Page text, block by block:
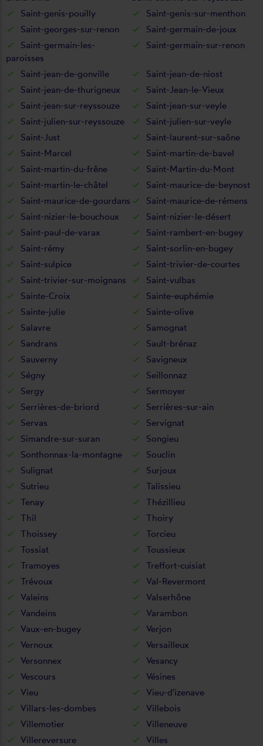
Saint-genis-pouilly
Saint-genis-sur-menthon
Saint-georges-sur-renon
Saint-germain-de-joux
Saint-germain-les-
paroisses
Saint-germain-sur-renon
Saint-jean-de-gonville
Saint-jean-de-niost
Saint-jean-de-thurigneux
Saint-Jean-le-Vieux
Saint-jean-sur-reyssouze
Saint-jean-sur-veyle
Saint-julien-sur-reyssouze
Saint-julien-sur-veyle
Saint-Just
Saint-laurent-sur-saône
Saint-Marcel
Saint-martin-de-bavel
Saint-martin-du-frêne
Saint-Martin-du-Mont
Saint-martin-le-châtel
Saint-maurice-de-beynost
Saint-maurice-de-gourdans
Saint-maurice-de-rémens
Saint-nizier-le-bouchoux
Saint-nizier-le-désert
Saint-paul-de-varax
Saint-rambert-en-bugey
Saint-rémy
Saint-sorlin-en-bugey
Saint-sulpice
Saint-trivier-de-courtes
Saint-trivier-sur-moignans
Saint-vulbas
Sainte-Croix
Sainte-euphémie
Sainte-julie
Sainte-olive
Salavre
Samognat
Sandrans
Sault-brénaz
Sauverny
Savigneux
Ségny
Seillonnaz
Sergy
Sermoyer
Serrières-de-briord
Serrières-sur-ain
Servas
Servignat
Simandre-sur-suran
Songieu
Sonthonnax-la-montagne
Souclin
Sulignat
Surjoux
Sutrieu
Talissieu
Tenay
Thézillieu
Thil
Thoiry
Thoissey
Torcieu
Tossiat
Toussieux
Tramoyes
Treffort-cuisiat
Trévoux
Val-Revermont
Valeins
Valserhône
Vandeins
Varambon
Vaux-en-bugey
Verjon
Vernoux
Versailleux
Versonnex
Vesancy
Vescours
Vésines
Vieu
Vieu-d'izenave
Villars-les-dombes
Villebois
Villemotier
Villeneuve
Villereversure
Villes